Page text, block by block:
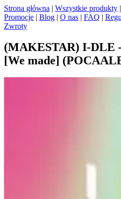
Strona główna | Wszystkie produkty |
Promocje | Blog | O nas | FAQ |
Zwroty
(MAKESTAR) I-DLE
[We made]